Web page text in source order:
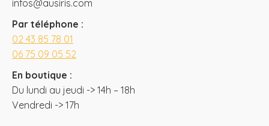
infos@ausiris.com
Par téléphone :
02 43 85 78 01
06 75 09 05 52
En boutique :
Du lundi au jeudi -> 14h – 18h
Vendredi -> 17h